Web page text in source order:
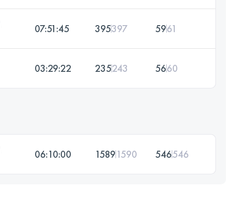
07:51:45 395397 5961
03:29:22 235243 5660
06:10:00 15891590 546546